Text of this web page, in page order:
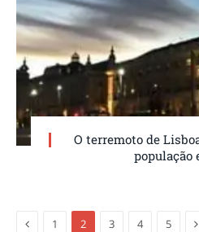
O terremoto de
população
Anterior
1 2 3 4 5